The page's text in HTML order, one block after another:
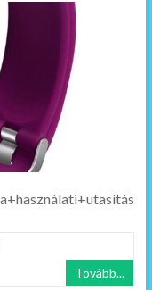
Tovább...